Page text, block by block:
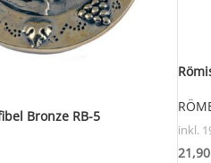
Bronze RB-5
inkl.